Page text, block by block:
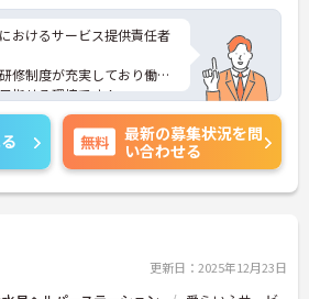
おけるサービス提供責任者
修制度が充実しており働き
指せる環境です！
のポイントなど、さらに詳
気軽にご相談ください。
無料
最新の募集状況を問
い合わせる
更新日：2025年12月23日